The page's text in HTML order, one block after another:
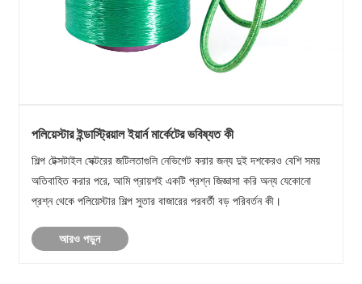
পলিয়েস্টার ইন্ডাস্ট্রিয়াল ইয়ার্ন মার্কেটের ভবিষ্যত কী
শিল্প টেক্সটাইল সেক্টরের জটিলতাগুলি নেভিগেট করার জন্য দুই দশকেরও বেশি সময়
অতিবাহিত করার পরে, আমি প্রায়শই একটি প্রশ্ন জিজ্ঞাসা করি অন্য যেকোনো
প্রশ্ন থেকে পলিয়েস্টার শিল্প সুতার বাজারের পরবর্তী বড় পরিবর্তন কী।
আরও পড়ুন